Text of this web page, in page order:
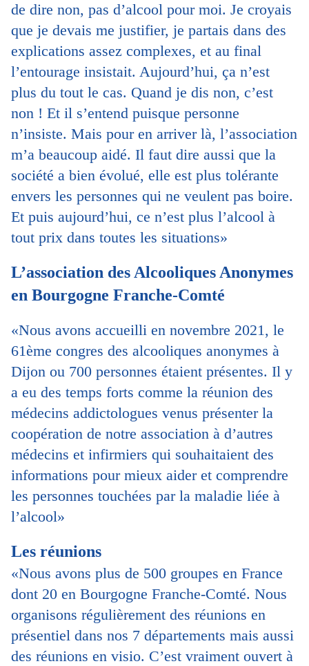
de dire non, pas d’alcool pour moi. Je croyais
que je devais me justifier, je partais dans des
explications assez complexes, et au final
l’entourage insistait. Aujourd’hui, ça n’est
plus du tout le cas. Quand je dis non, c’est
non ! Et il s’entend puisque personne
n’insiste. Mais pour en arriver là, l’association
m’a beaucoup aidé. Il faut dire aussi que la
société a bien évolué, elle est plus tolérante
envers les personnes qui ne veulent pas boire.
Et puis aujourd’hui, ce n’est plus l’alcool à
tout prix dans toutes les situations»
L’association des Alcooliques Anonymes
en Bourgogne Franche-Comté
«Nous avons accueilli en novembre 2021, le
61ème congres des alcooliques anonymes à
Dijon ou 700 personnes étaient présentes. Il y
a eu des temps forts comme la réunion des
médecins addictologues venus présenter la
coopération de notre association à d’autres
médecins et infirmiers qui souhaitaient des
informations pour mieux aider et comprendre
les personnes touchées par la maladie liée à
l’alcool»
Les réunions
«Nous avons plus de 500 groupes en France
dont 20 en Bourgogne Franche-Comté. Nous
organisons régulièrement des réunions en
présentiel dans nos 7 départements mais aussi
des réunions en visio. C’est vraiment ouvert à